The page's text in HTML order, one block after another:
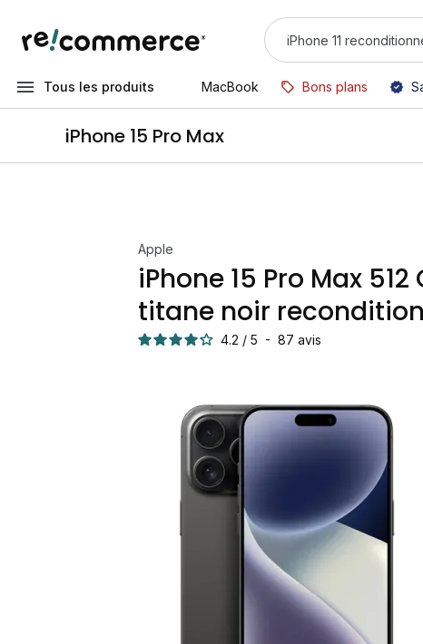
Tous les produits MacBook Bons plans
iPhone 15 Pro Max
Apple
iPhone 15 Pro Max 512
titane noir
4.2 / 5 - 87 avis